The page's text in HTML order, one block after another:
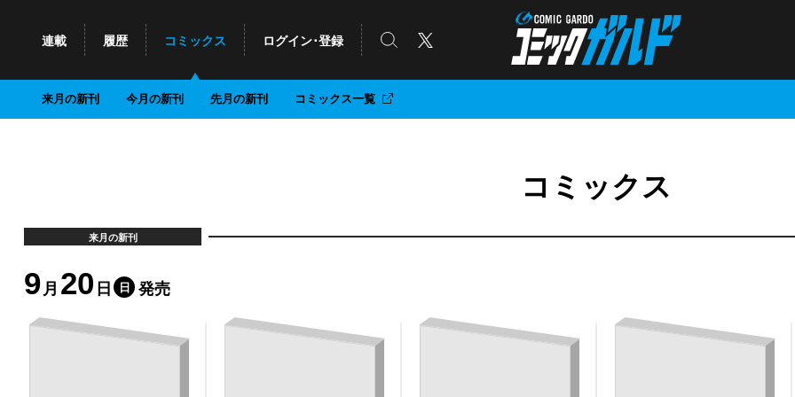
コミックガルド
連載 履歴 コミックス ログイン･登録 検索 X
来月 の新刊 今月 の新刊 先月 の新刊 コミックス一覧
コミックス
来月の新刊
9 月 20 日 日 発売